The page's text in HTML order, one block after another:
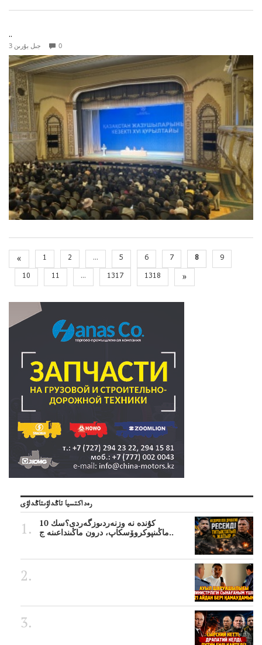
..
3 جىل بۇرىن 0
« 1 2 ... 5 6 7 8
9
10
11 ... 1317 1318 »
رەداكتسيا تاڭداۋىتاڭداۋى
10 كۇندە نە وزنەردىوزگەردى؟سك
ماڭىنپوكروۆسكاپ، درون ماڭىنداعىنە ج..